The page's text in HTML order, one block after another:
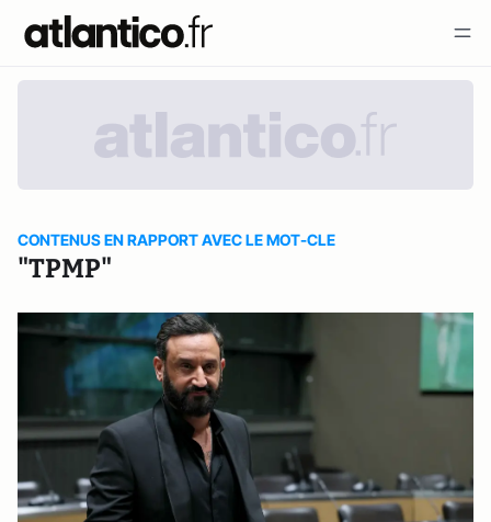
CONTENUS EN RAPPORT AVEC LE MOT-CLE
"TPMP"